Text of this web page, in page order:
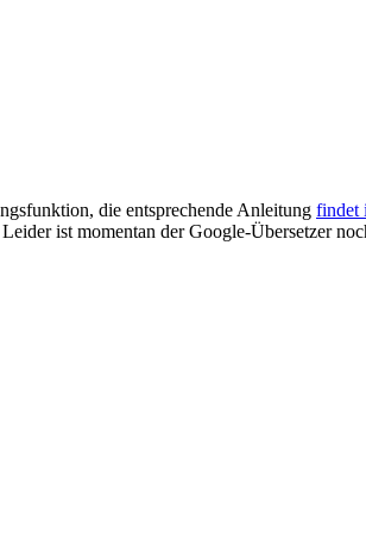
die entsprechende Anleitung findet
ist momentan der Google-Übersetzer